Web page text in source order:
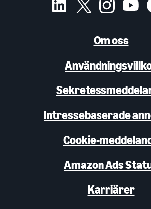
Om oss
Intressebaserade
Cookie-
Amazon Ads
Karriärer